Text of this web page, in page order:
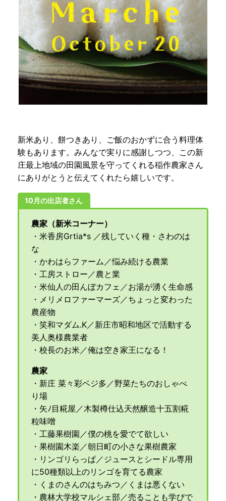
新米あり、餅つきあり、ご飯のおかずに合う料理体
験もあります。みんなで実りに感謝しつつ、この新
庄最上地域の田園風景を守ってくれる稲作農家さん
にありがとうと伝えてくれたら嬉しいです。
10月の出店者さん
農家（新米コーナー）
・米香房Grtia*s ／残していく種・さわのは
な
・かわはらファーム／悩み続ける農業
・工房ストロー／農と業
・米仙人の田んぼカフェ／お湯が湧く生命感
・メリメロファーマーズ／ちょっと変わった
農産物
・笑和マダム.K／新庄市昭和地区で活動する
美人奥様農業者
・校長のお米／俺は空き家王になる！
農家
・新庄 菜々彩ベジ多／野菜たちのおしゃべ
り場
・矢ﾉ目糀屋／木製樽仕込天然醸造十五割糀
粒味噌
・工藤果樹園／僕の桃を愛でて欲しい
・果樹園木楽／朝日町の小さな果樹農家
・リンゴリらっぱ／ジュースとシードル専用
に50種類以上のリンゴを育てる農家
・くまのさんのはちみつ／くまは悪くない
・農林大学校マルシェ部／売ることも学びで